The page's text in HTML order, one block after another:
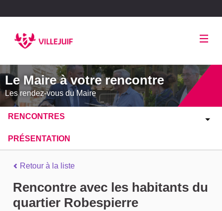
Le Maire à votre rencontre
Les rendez-vous du Maire
RENCONTRES
PRÉSENTATION
Retour à la liste
Rencontre avec les habitants du
quartier Robespierre